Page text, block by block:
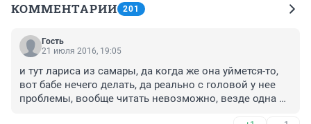
КОММЕНТАРИИ 201
Гость
21 июля 2016, 19:05
и тут лариса из самары, да когда же она уймется-то,
вот бабе нечего делать, да реально с головой у нее
проблемы, вообще читать невозможно, везде одна